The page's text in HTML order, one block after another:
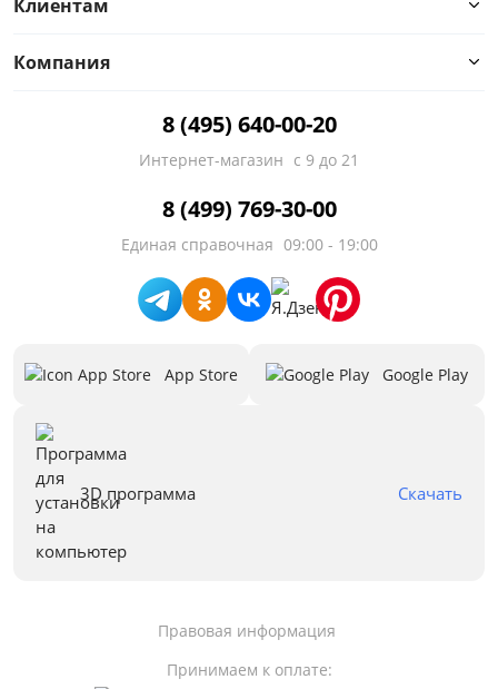
Клиентам
Компания
8 (495) 640-00-20
Интернет-магазин с 9 до 21
8 (499) 769-30-00
Единая справочная 09:00 - 19:00
App Store Google Play
3D программа Скачать
Принимаем к оплате:
Правовая информация